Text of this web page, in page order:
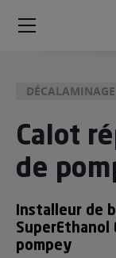
Méga
garagiste
DÉCALAMINAGE
Calot
de
Installeur de
SuperEthanol
pompey